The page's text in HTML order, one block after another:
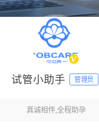
试管小助手 管理员
真诚相伴,全程助孕